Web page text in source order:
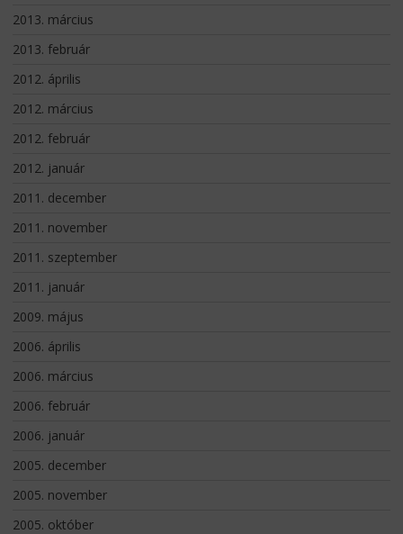
2013. március
2013. február
2012. április
2012. március
2012. február
2012. január
2011. december
2011. november
2011. szeptember
2011. január
2009. május
2006. április
2006. március
2006. február
2006. január
2005. december
2005. november
2005. október